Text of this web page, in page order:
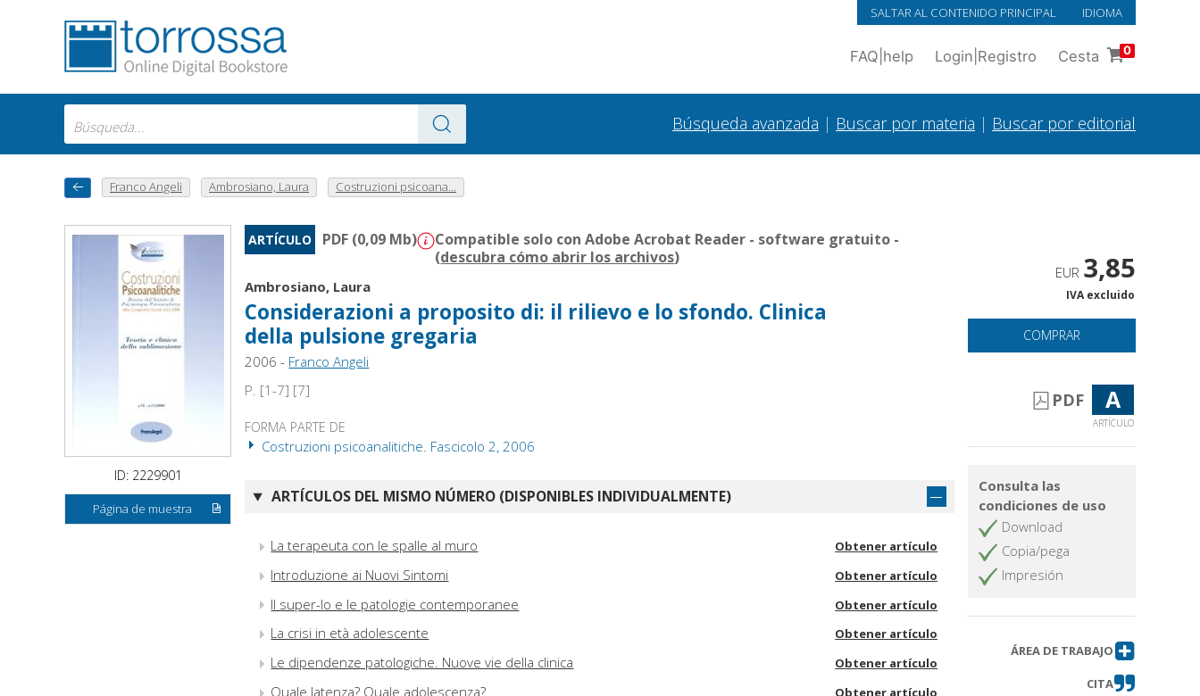
SALTAR AL CONTENIDO PRINCIPAL IDIOMA
FAQ help Login Registro Cesta 0
Búsqueda avanzada | Buscar por materia | Buscar por editorial
Franco Angeli Ambrosiano, Laura Costruzioni psicoana...
ID: 2229901
Página de muestra
ARTÍCULO PDF (0,09 Mb)
Compatible solo con Adobe Acrobat Reader - software gratuito -
(descubra cómo abrir los archivos)
Ambrosiano, Laura
Considerazioni a proposito di: il rilievo e lo sfondo. Clinica
della pulsione gregaria
2006 - Franco Angeli
P. [1-7] [7]
FORMA PARTE DE
Costruzioni psicoanalitiche. Fascicolo 2, 2006
ARTÍCULOS DEL MISMO NÚMERO (DISPONIBLES INDIVIDUALMENTE)
La terapeuta con le spalle al muro Obtener artículo
Introduzione ai Nuovi Sintomi Obtener artículo
Il super-Io e le patologie contemporanee Obtener artículo
La crisi in età adolescente Obtener artículo
Le dipendenze patologiche. Nuove vie della clinica Obtener artículo
Quale latenza? Quale adolescenza?
EUR 3,85
IVA excluido
COMPRAR
PDF A
ARTÍCULO
Consulta las
condiciones de uso
Download
Copia/pega
Impresión
ÁREA DE TRABAJO
CITA